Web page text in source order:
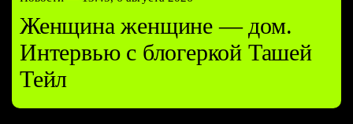
Женщина женщине — дом.
Интервью с блогеркой Ташей
Тейл